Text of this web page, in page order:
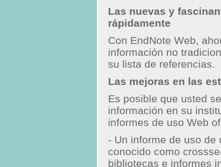
Las nuevas y
rápidamente
Con EndNote Web,
información no
su lista de referencias.
Las mejoras en las
Es posible que usted
información en su
informes de uso Web
- Un informe de uso
conocido como
bibliotecas e informes